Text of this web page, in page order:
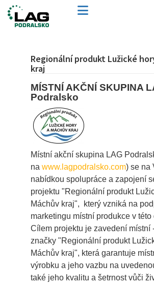
Regionální produkt Lužické
kraj
MÍSTNÍ AKČNÍ SKUPINA
Podralsko
Místní akční skupina LAG
na www.lagpodralsko.com) se na
nabídkou spolupráce a zapojení
projektu "Regionální produkt
Máchův kraj", který vzniká na
marketingu místní produkce v této
Cílem projektu je zavedení místní
značky "Regionální produkt
Máchův kraj", která garantuje
výrobku a jeho vazbu na
také jeho kvalitu a šetrnost vůči